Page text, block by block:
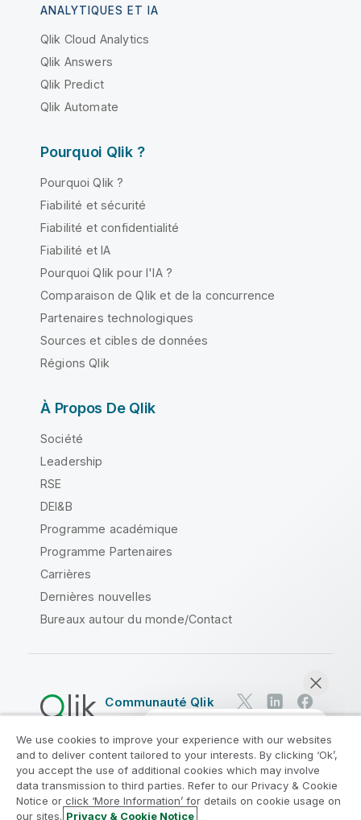
ANALYTIQUES ET IA
Qlik Cloud Analytics
Qlik Answers
Qlik Predict
Qlik Automate
Pourquoi Qlik ?
Pourquoi Qlik ?
Fiabilité et sécurité
Fiabilité et confidentialité
Fiabilité et IA
Pourquoi Qlik pour l'IA ?
Comparaison de Qlik et de la concurrence
Partenaires technologiques
Sources et cibles de données
Régions Qlik
À Propos De Qlik
Société
Leadership
RSE
DEI&B
Programme académique
Programme Partenaires
Carrières
Dernières nouvelles
Bureaux autour du monde/Contact
Communauté Qlik
Contrats juridiques
Conditions d'utilisation des produits
Legal Policies
Conditions légales
Conditions d'utilisation
Marques
We use cookies to improve your experience with our websites
and to deliver content tailored to your interests. By clicking ‘Ok’,
you accept the use of additional cookies which may involve
data transmission to third parties. Refer to our Privacy & Cookie
Notice or click ‘More Information’ for details on cookie usage on
our sites. Privacy & Cookie Notice